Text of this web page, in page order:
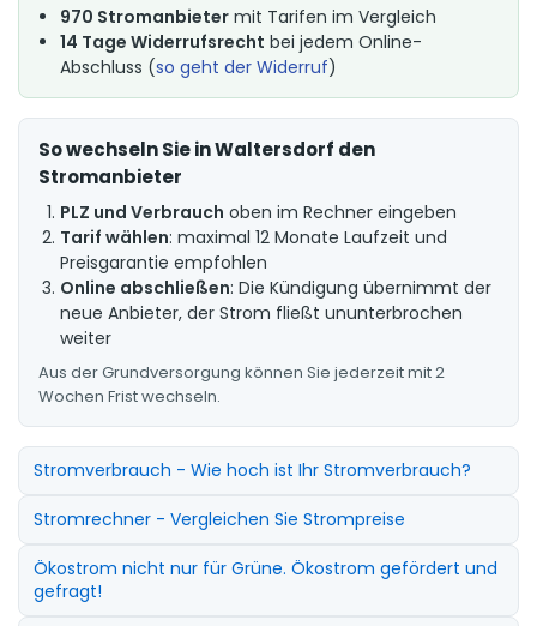
970 Stromanbieter mit Tarifen im Vergleich
14 Tage Widerrufsrecht bei jedem Online-
Abschluss (so geht der Widerruf)
So wechseln Sie in Waltersdorf den
Stromanbieter
PLZ und Verbrauch oben im Rechner eingeben
Tarif wählen: maximal 12 Monate Laufzeit und
Preisgarantie empfohlen
Online abschließen: Die Kündigung übernimmt der
neue Anbieter, der Strom fließt ununterbrochen
weiter
Aus der Grundversorgung können Sie jederzeit mit 2
Wochen Frist wechseln.
Stromverbrauch - Wie hoch ist Ihr Stromverbrauch?
Stromrechner - Vergleichen Sie Strompreise
Ökostrom nicht nur für Grüne. Ökostrom gefördert und
gefragt!